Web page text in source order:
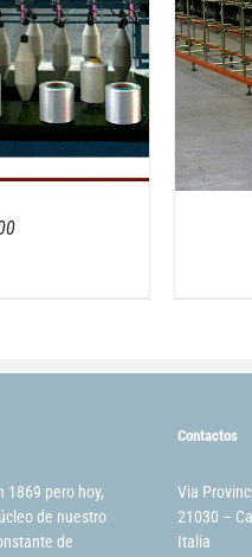
1869 pero hoy,
de nuestro
de
Contactos
Via
21030 –
Italia